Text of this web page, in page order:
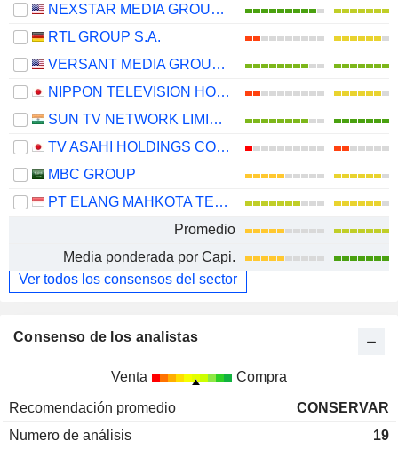
NEXSTAR MEDIA GROUP, INC.
RTL GROUP S.A.
VERSANT MEDIA GROUP, INC.
NIPPON TELEVISION HOLDINGS, INC.
SUN TV NETWORK LIMITED
TV ASAHI HOLDINGS CORPORATION
MBC GROUP
PT ELANG MAHKOTA TEKNOLOGI TBK
Promedio
Media ponderada por Capi.
Ver todos los consensos del sector
Consenso de los analistas
Venta Compra
Recomendación promedio
CONSERVAR
Numero de análisis
19